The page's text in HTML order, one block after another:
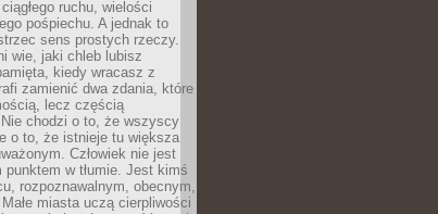
ruchu, wielości
pośpiechu. A jednak to
sens prostych rzeczy.
wie, jaki chleb lubisz
kiedy wracasz z
zamienić dwa zdania, które
lecz częścią
chodzi o to, że wszyscy
o to, że istnieje tu większa
Człowiek nie jest
punktem w tłumie. Jest kimś
rozpoznawalnym, obecnym,
miasta uczą cierpliwości